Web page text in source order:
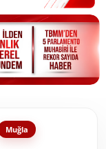
Muğla